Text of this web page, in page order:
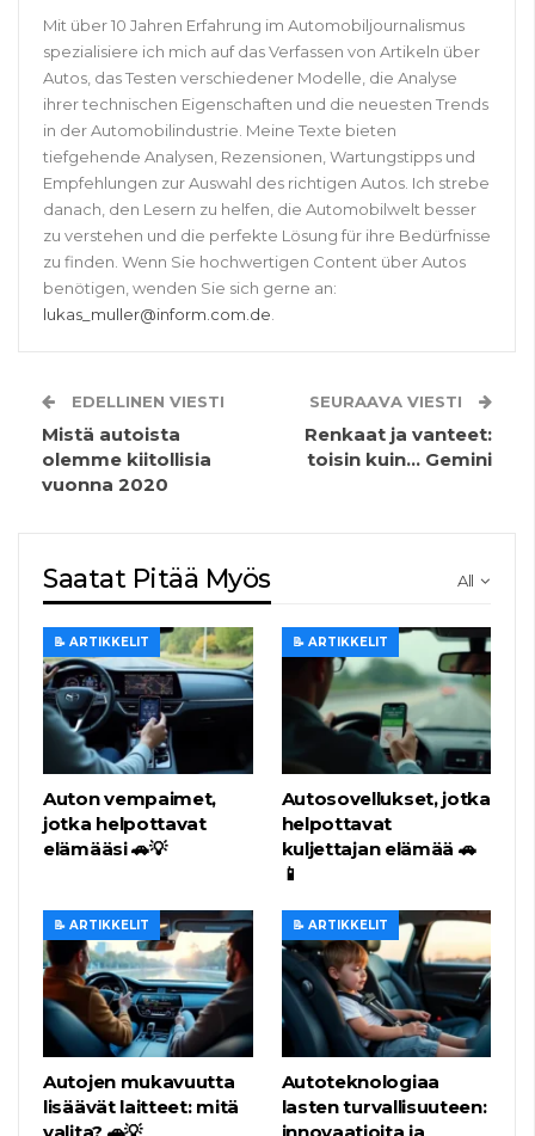
Mit über 10 Jahren Erfahrung im Automobiljournalismus
spezialisiere ich mich auf das Verfassen von Artikeln über
Autos, das Testen verschiedener Modelle, die Analyse
ihrer technischen Eigenschaften und die neuesten Trends
in der Automobilindustrie. Meine Texte bieten
tiefgehende Analysen, Rezensionen, Wartungstipps und
Empfehlungen zur Auswahl des richtigen Autos. Ich strebe
danach, den Lesern zu helfen, die Automobilwelt besser
zu verstehen und die perfekte Lösung für ihre Bedürfnisse
zu finden. Wenn Sie hochwertigen Content über Autos
benötigen, wenden Sie sich gerne an:
lukas_muller@inform.com.de
EDELLINEN VIESTI
Mistä autoista
olemme kiitollisia
vuonna 2020
SEURAAVA VIESTI
Renkaat ja vanteet:
toisin kuin… Gemini
All
Saatat Pitää Myös
📝 ARTIKKELIT
Auton vempaimet,
jotka helpottavat
elämääsi 🚗💡
📝 ARTIKKELIT
Autosovellukset, jotka
helpottavat
kuljettajan elämää 🚗
📱
📝 ARTIKKELIT
Autojen mukavuutta
lisäävät laitteet: mitä
📝 ARTIKKELIT
Autoteknologiaa
lasten turvallisuuteen: